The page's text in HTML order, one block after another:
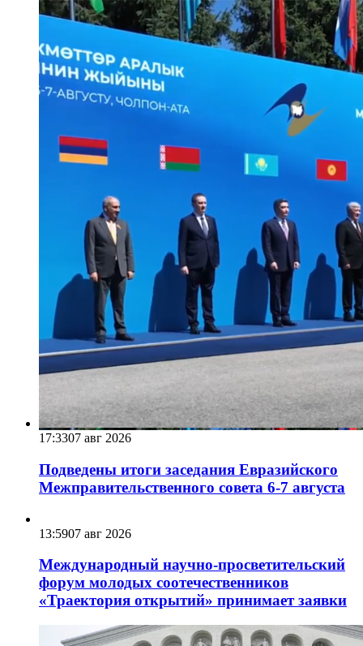
17:3307 авг 2026
Подведены итоги заседания Евразийского
Межправительственного совета 6-7 августа
13:5907 авг 2026
Международный научно-просветительский
форум молодых соотечественников
«Траектория открытий» принимает заявки